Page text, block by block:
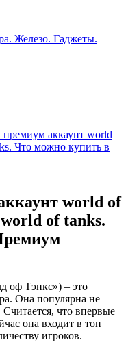
аккаунт world
Что можно купить в
world of
of tanks.
оф Тэнкс») – это
Она популярна не
что впервые
она входит в топ
игроков.